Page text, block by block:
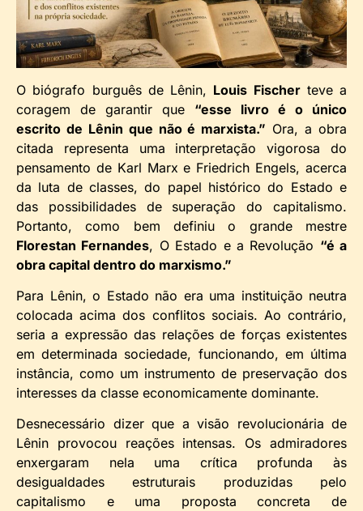
O biógrafo burguês de Lênin, Louis Fischerteve a
coragem de garantir que “esse livro é o único
escrito de Lênin que não é marxista.” Ora, a obra
citada representa uma interpretação vigorosa do
pensamento de Karl Marx e Friedrich Engels, acerca
da luta de classes, do papel histórico do Estado e
das possibilidades de superação do capitalismo.
Portanto, como bem definiu o grande mestre
Florestan Fernandes, O Estado e a Revolução “é a
obra capital dentro do marxismo.”
Para Lênin, o Estado não era uma instituição neutra
colocada acima dos conflitos sociais. Ao contrário,
seria a expressão das relações de forças existentes
em determinada sociedade, funcionando, em última
instância, como um instrumento de preservação dos
interesses da classe economicamente dominante.
Desnecessário dizer que a visão revolucionária de
Lênin provocou reações intensas. Os admiradores
enxergaram nela uma crítica profunda às
desigualdades estruturais produzidas pelo
capitalismo e uma proposta concreta de